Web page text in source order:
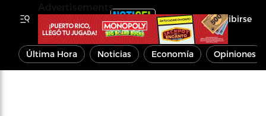
Inscribirse
Última Hora Noticias Economía Opiniones
Advertisements